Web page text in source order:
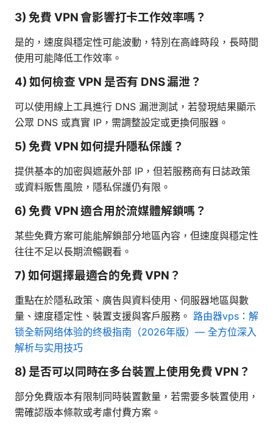
3) 免費 VPN 會影響打卡工作效率嗎？
是的，速度與穩定性可能波動，特別在高峰時段，長時間
使用可能降低工作效率。
4) 如何檢查 VPN 是否有 DNS 漏泄？
可以使用線上工具進行 DNS 漏泄測試，若發現結果顯示
公眾 DNS 或真實 IP，需調整設定或更換伺服器。
5) 免費 VPN 如何提升隱私保護？
提供基本的加密與遮蔽外部 IP，但若服務商有日誌政策
或資料販售風險，隱私保護仍有限。
6) 免費 VPN 適合用於流媒體解鎖嗎？
某些免費方案可能能解鎖部分地區內容，但速度與穩定性
往往不足以長期流暢觀看。
7) 如何選擇最適合的免費 VPN？
重點在於隱私政策、廣告與資料使用、伺服器地區與數
量、速度穩定性、裝置支援與客戶服務。 路由器vps：解
锁全新网络体验的终极指南（2026年版）— 全方位深入
解析与实用技巧
8) 是否可以同時在多台裝置上使用免費 VPN？
部分免費版本有限制同時裝置數量，若需要多裝置使用，
需確認版本條款或考慮付費方案。